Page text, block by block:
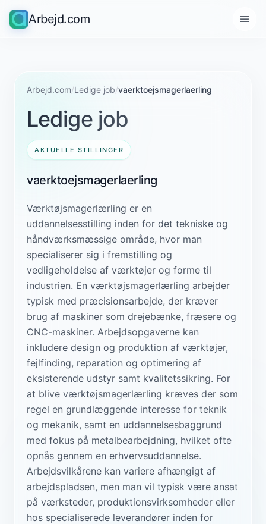
Arbejd.com
Arbejd.com/Ledige job/vaerktoejsmagerlaerling
Ledige job
AKTUELLE STILLINGER
vaerktoejsmagerlaerling
Værktøjsmagerlærling er en
uddannelsesstilling inden for det tekniske og
håndværksmæssige område, hvor man
specialiserer sig i fremstilling og
vedligeholdelse af værktøjer og forme til
industrien. En værktøjsmagerlærling arbejder
typisk med præcisionsarbejde, der kræver
brug af maskiner som drejebænke, fræsere og
CNC-maskiner. Arbejdsopgaverne kan
inkludere design og produktion af værktøjer,
fejlfinding, reparation og optimering af
eksisterende udstyr samt kvalitetssikring. For
at blive værktøjsmagerlærling kræves der som
regel en grundlæggende interesse for teknik
og mekanik, samt en uddannelsesbaggrund
med fokus på metalbearbejdning, hvilket ofte
opnås gennem en erhvervsuddannelse.
Arbejdsvilkårene kan variere afhængigt af
arbejdspladsen, men man vil typisk være ansat
på værksteder, produktionsvirksomheder eller
hos specialiserede leverandører inden for